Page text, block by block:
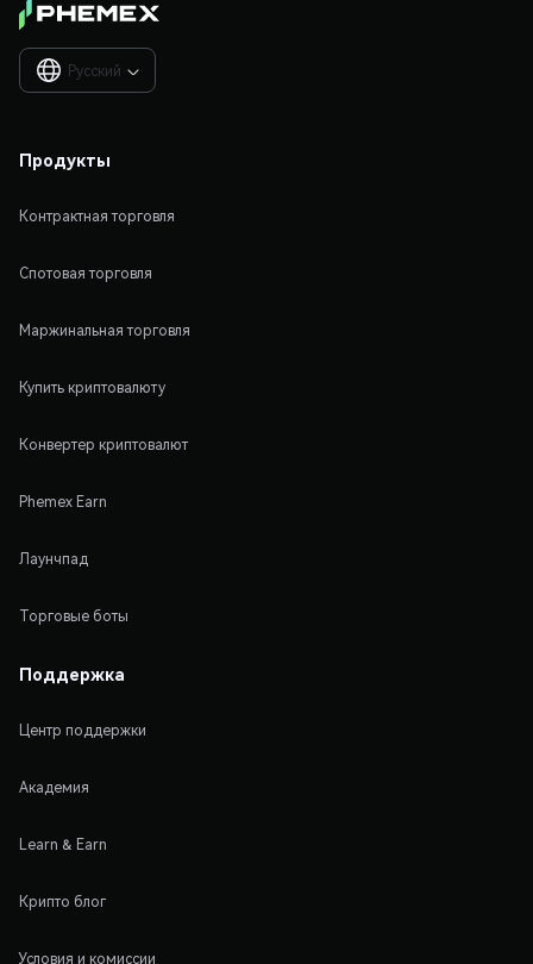
Русский 
Продукты
Контрактная торговля
Спотовая торговля
Маржинальная торговля
Купить криптовалюту
Конвертер криптовалют
Phemex Earn
Лаунчпад
Торговые боты
Поддержка
Центр поддержки
Академия
Learn & Earn
Крипто блог
Условия и комиссии